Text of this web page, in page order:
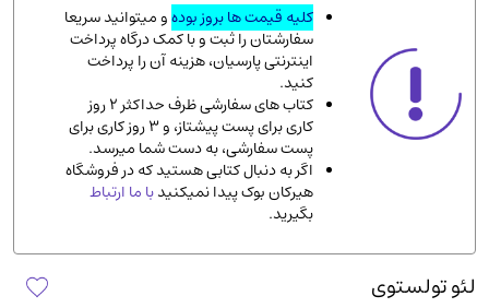
فلسفه و جامعه شناسی(151)
ادبیات و شعر
ادیان و مذاهب
دانشگاهی و آموزشی
اقتصادی، بازاریابی و مالی(56)
پزشکی(140)
کامپیوتر و نرم افزار
کلیه قیمت ها بروز بودهو میتوانید سریعا
سفارشتان را ثبت و با کمک درگاه پرداخت
اینترنتی پارسیان، هزینه آن را پرداخت
کنید.
کتاب های سفارشی ظرف حداکثر 2 روز
کاری برای پست پیشتاز، و 3 روز کاری برای
پست سفارشی، به دست شما میرسد.
اگر به دنبال کتابی هستید که در فروشگاه
هیرکان بوک پیدا نمیکنیدبا ما ارتباط
بگیرید.
لئو تولستوی